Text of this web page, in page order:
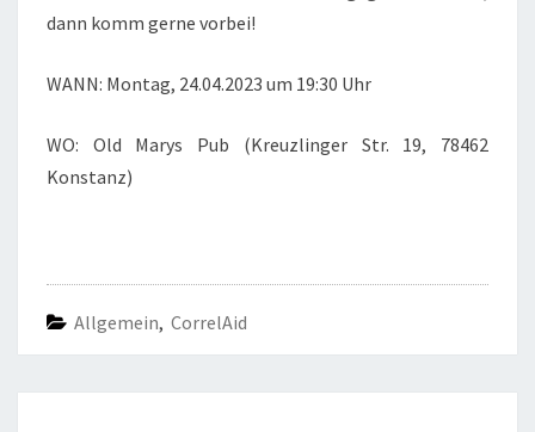
dann komm gerne vorbei!
WANN: Montag, 24.04.2023 um 19:30 Uhr
WO: Old Marys Pub (Kreuzlinger Str. 19, 78462
Konstanz)
Allgemein, CorrelAid